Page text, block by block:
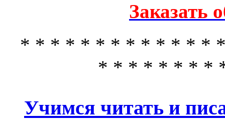
Заказать
* * * * * * * * * * * * *
* * * * * * * *
Учимся читать и